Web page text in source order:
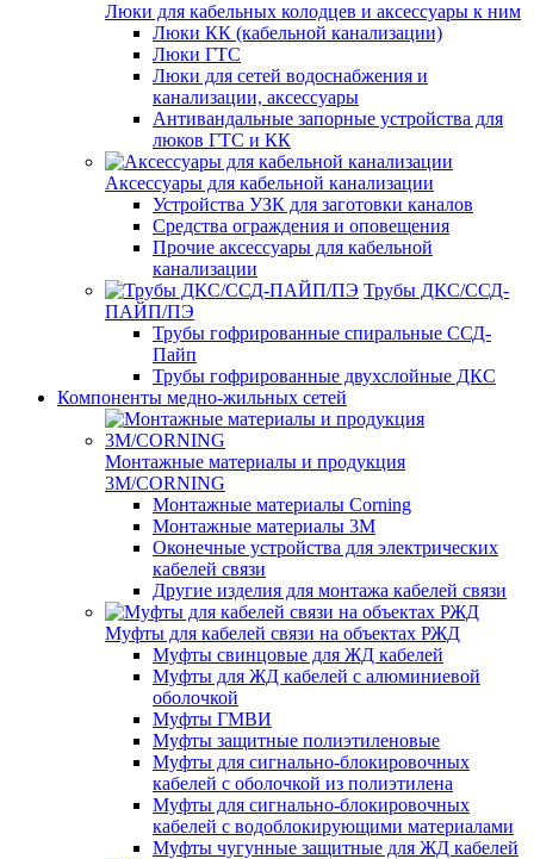
Люки для кабельных колодцев и аксессуары к ним
Люки КК (кабельной канализации)
Люки ГТС
Люки для сетей водоснабжения и
канализации, аксессуары
Антивандальные запорные устройства для
люков ГТС и КК
Аксессуары для кабельной канализации
Устройства УЗК для заготовки каналов
Средства ограждения и оповещения
Прочие аксессуары для кабельной
канализации
Трубы ДКС/ССД-
ПАЙП/ПЭ
Трубы гофрированные спиральные ССД-
Пайп
Трубы гофрированные двухслойные ДКС
Компоненты медно-жильных сетей
Монтажные материалы и продукция
3M/CORNING
Монтажные материалы Corning
Монтажные материалы 3M
Оконечные устройства для электрических
кабелей связи
Другие изделия для монтажа кабелей связи
Муфты для кабелей связи на объектах РЖД
Муфты свинцовые для ЖД кабелей
Муфты для ЖД кабелей с алюминиевой
оболочкой
Муфты ГМВИ
Муфты защитные полиэтиленовые
Муфты для сигнально-блокировочных
кабелей с оболочкой из полиэтилена
Муфты для сигнально-блокировочных
кабелей с водоблокирующими материалами
Муфты чугунные защитные для ЖД кабелей